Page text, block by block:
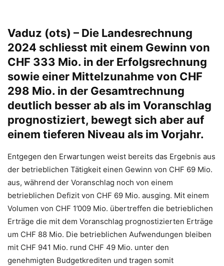
Vaduz (ots) – Die Landesrechnung
2024 schliesst mit einem Gewinn von
CHF 333 Mio. in der Erfolgsrechnung
sowie einer Mittelzunahme von CHF
298 Mio. in der Gesamtrechnung
deutlich besser ab als im Voranschlag
prognostiziert, bewegt sich aber auf
einem tieferen Niveau als im Vorjahr.
Entgegen den Erwartungen weist bereits das Ergebnis aus
der betrieblichen Tätigkeit einen Gewinn von CHF 69 Mio.
aus, während der Voranschlag noch von einem
betrieblichen Defizit von CHF 69 Mio. ausging. Mit einem
Volumen von CHF 1’009 Mio. übertreffen die betrieblichen
Erträge die mit dem Voranschlag prognostizierten Erträge
um CHF 88 Mio. Die betrieblichen Aufwendungen bleiben
mit CHF 941 Mio. rund CHF 49 Mio. unter den
genehmigten Budgetkrediten und tragen somit